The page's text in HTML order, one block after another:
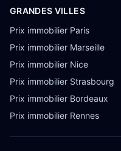
GRANDES VILLES
Prix immobilier Paris
Prix immobilier Marseille
Prix immobilier Nice
Prix immobilier Strasbourg
Prix immobilier Bordeaux
Prix immobilier Rennes